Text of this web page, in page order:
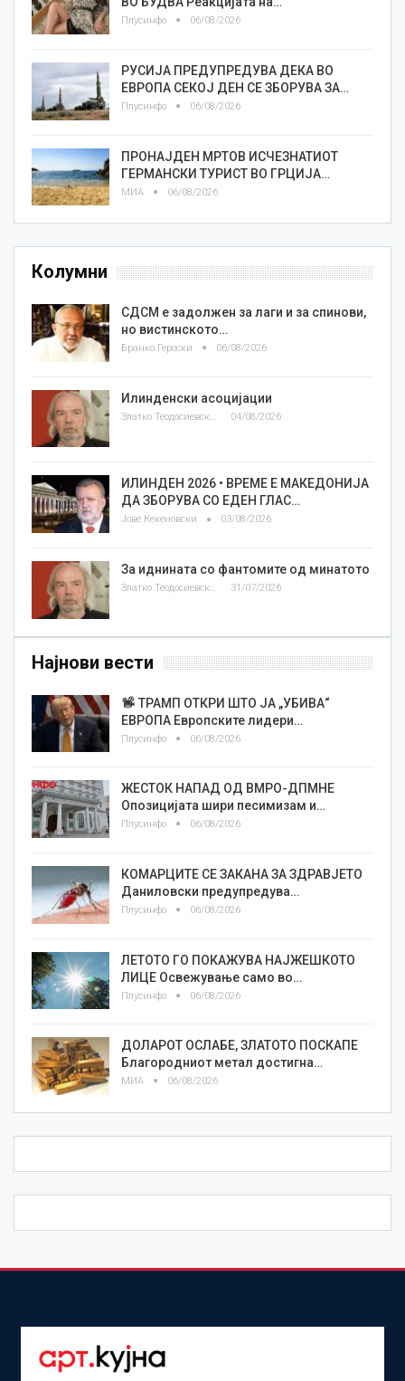
Плусинфо 06/08/2026
РУСИЈА ПРЕДУПРЕДУВА ДЕКА ВО
ЕВРОПА СЕКОЈ ДЕН СЕ ЗБОРУВА ЗА…
Плусинфо 06/08/2026
ПРОНАЈДЕН МРТОВ ИСЧЕЗНАТИОТ
ГЕРМАНСКИ ТУРИСТ ВО ГРЦИЈА…
МИА 06/08/2026
Колумни
СДСМ е задолжен за лаги и за спинови,
но вистинското…
Бранко Героски 06/08/2026
Илинденски асоцијации
Златко Теодосиевски 04/08/2026
ИЛИНДЕН 2026 • ВРЕМЕ Е МАКЕДОНИЈА
ДА ЗБОРУВА СО ЕДЕН ГЛАС…
Јове Кекеновски 03/08/2026
За иднината со фантомите од минатото
Златко Теодосиевски 31/07/2026
Најнови вести
ТРАМП ОТКРИ ШТО ЈА „УБИВА“
ЕВРОПА Европските лидери…
Плусинфо 06/08/2026
ЖЕСТОК НАПАД ОД ВМРО-ДПМНЕ
Опозицијата шири песимизам и…
Плусинфо 06/08/2026
КОМАРЦИТЕ СЕ ЗАКАНА ЗА ЗДРАВЈЕТО
Даниловски предупредува…
Плусинфо 06/08/2026
ЛЕТОТО ГО ПОКАЖУВА НАЈЖЕШКОТО
ЛИЦE Освежување само во…
Плусинфо 06/08/2026
ДОЛАРОТ ОСЛАБЕ, ЗЛАТОТО ПОСКАПЕ
Благородниот метал достигна…
МИА 06/08/2026